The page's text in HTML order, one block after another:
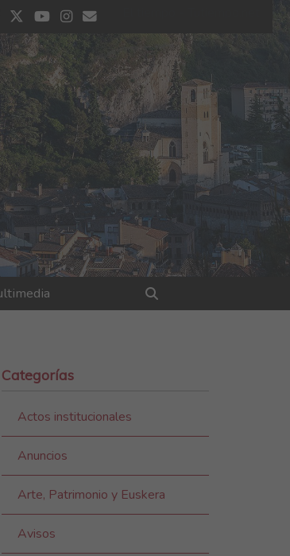
twitter
youtube
instagram
contacto
Buscar
Categorías
Actos institucionales
Anuncios
Arte, Patrimonio y Euskera
Avisos